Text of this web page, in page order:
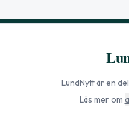
LundNyttär en
Läs mer om